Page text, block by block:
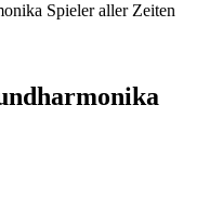
Spieler aller Zeiten